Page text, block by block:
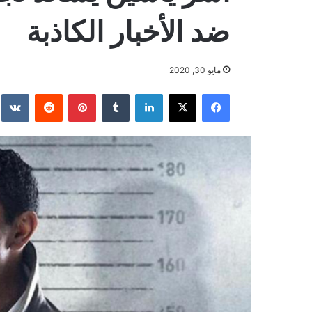
ضد الأخبار الكاذبة
مايو 30, 2020
فيسبوك ‫X لينكدإن بينتيريست